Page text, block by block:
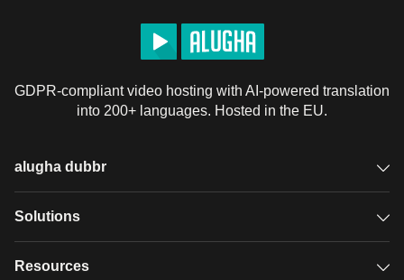
https://es.wikipedia.org/wiki/
GDPR-compliant video hosting with AI-powered translation
into 200+ languages. Hosted in the EU.
alugha dubbr
Overview
Solutions
GDPR video hosting
Resources